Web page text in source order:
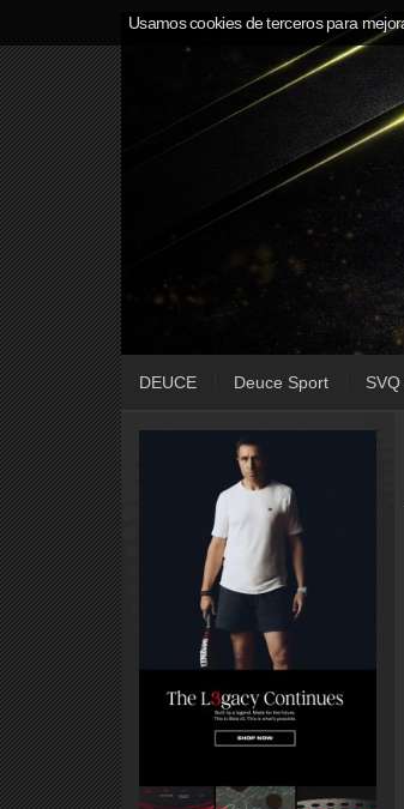
DEUCE Deuce Sport
Usamos cookies de terceros para